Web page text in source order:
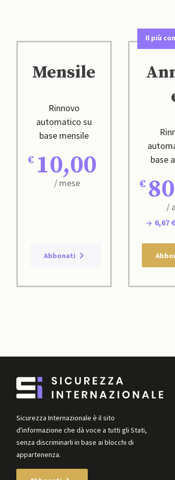
Mensile
Rinnovo
automatico su
base mensile
10,00
/ mese
Abbonati
Il più
base
/
6,67 €
Sicurezza Internazionale è il sito
d'informazione che dà voce a tutti gli Stati,
senza discriminarli in base ai blocchi di
appartenenza.